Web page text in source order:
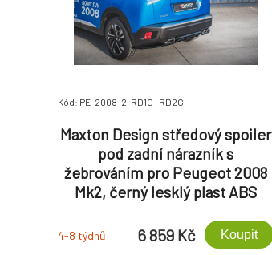
Kód: PE-2008-2-RD1G+RD2G
Maxton Design středový spoiler
pod zadní nárazník s
žebrováním pro Peugeot 2008
Mk2, černý lesklý plast ABS
4-8 týdnů 6 859 Kč Koupit